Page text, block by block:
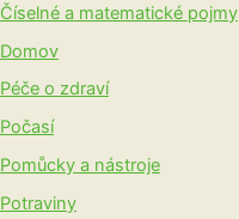
Číselné a matematické pojmy
Domov
Péče o zdraví
Počasí
Pomůcky a nástroje
Potraviny